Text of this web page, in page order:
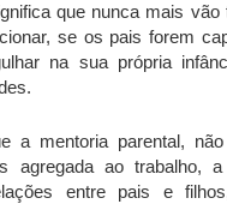
que nunca mais vão
se os pais forem
na sua própria
a mentoria parental,
agregada ao trabalho,
entre pais e